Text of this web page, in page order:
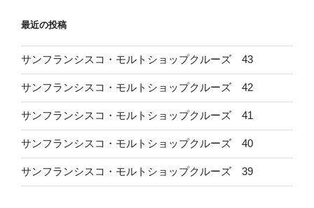
最近の投稿
サンフランシスコ・モルトショップクルーズ 43
サンフランシスコ・モルトショップクルーズ 42
サンフランシスコ・モルトショップクルーズ 41
サンフランシスコ・モルトショップクルーズ 40
サンフランシスコ・モルトショップクルーズ 39